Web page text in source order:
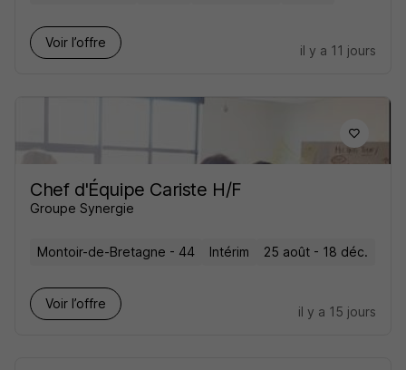
Voir l’offre
il y a 11 jours
Chef d'Équipe Cariste H/F
Groupe Synergie
Montoir-de-Bretagne - 44 Intérim 25 août - 18 déc.
Voir l’offre
il y a 15 jours